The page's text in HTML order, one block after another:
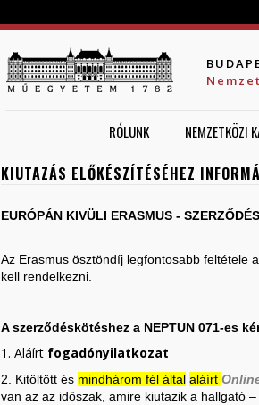
RÓLUNK NEMZETKÖZI
KIUTAZÁS ELŐKÉSZÍTÉSÉHEZ
EURÓPÁN KIVÜLI ERASMUS -
Az Erasmus ösztöndíj legfontosabb feltétele
kell rendelkezni.
A szerződéskötéshez a NEPTUN 071-es
1. Aláírt fogadónyilatkozat
2. Kitöltött és mindhárom fél által aláírt
van az az időszak, amire kiutazik a hallgató